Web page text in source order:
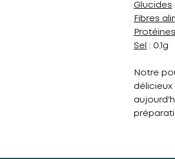
Glucides
Fibres
Protéines
Sel : 0,1g
Notre